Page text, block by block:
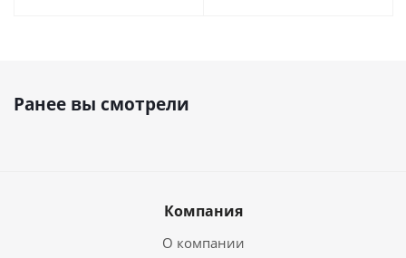
Ранее вы смотрели
Компания
О компании